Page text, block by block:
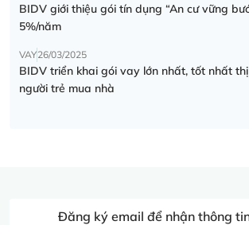
BIDV giới thiệu gói tín dụng “An cư vững
5%/năm
VAY26/03/2025
BIDV triển khai gói vay lớn nhất, tốt nhất
người trẻ mua nhà
Đăng ký email để nhận thông